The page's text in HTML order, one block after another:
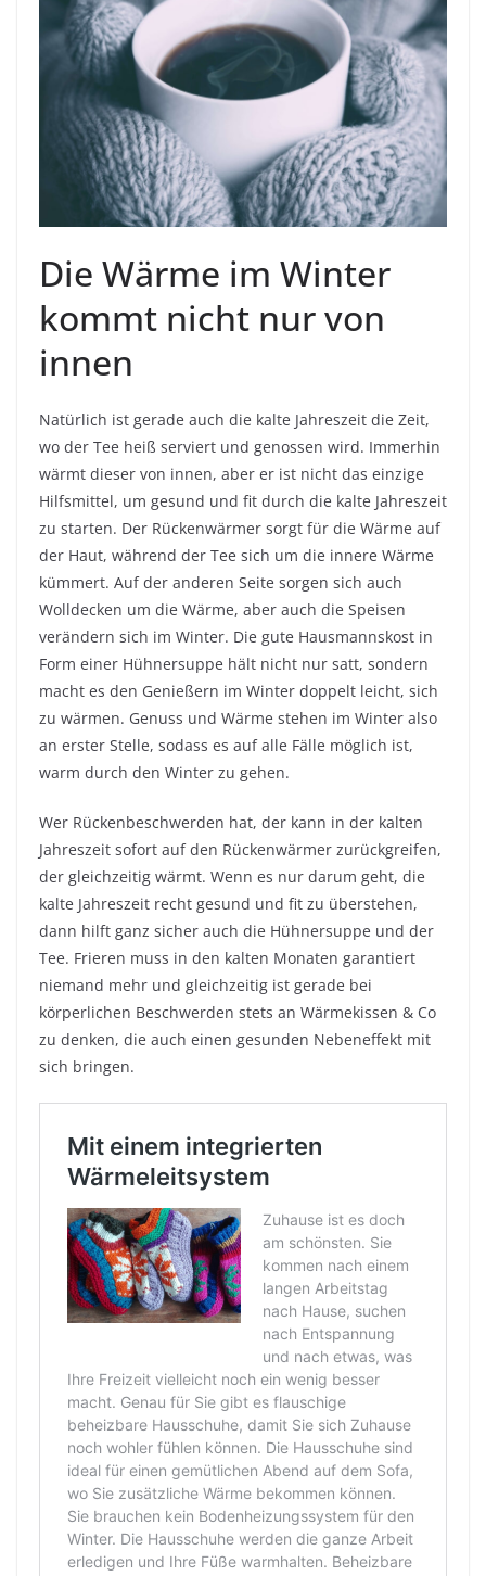
Die Wärme im Winter
kommt nicht nur von
innen
Natürlich ist gerade auch die kalte Jahreszeit die Zeit,
wo der Tee heiß serviert und genossen wird. Immerhin
wärmt dieser von innen, aber er ist nicht das einzige
Hilfsmittel, um gesund und fit durch die kalte Jahreszeit
zu starten. Der Rückenwärmer sorgt für die Wärme auf
der Haut, während der Tee sich um die innere Wärme
kümmert. Auf der anderen Seite sorgen sich auch
Wolldecken um die Wärme, aber auch die Speisen
verändern sich im Winter. Die gute Hausmannskost in
Form einer Hühnersuppe hält nicht nur satt, sondern
macht es den Genießern im Winter doppelt leicht, sich
zu wärmen. Genuss und Wärme stehen im Winter also
an erster Stelle, sodass es auf alle Fälle möglich ist,
warm durch den Winter zu gehen.
Wer Rückenbeschwerden hat, der kann in der kalten
Jahreszeit sofort auf den Rückenwärmer zurückgreifen,
der gleichzeitig wärmt. Wenn es nur darum geht, die
kalte Jahreszeit recht gesund und fit zu überstehen,
dann hilft ganz sicher auch die Hühnersuppe und der
Tee. Frieren muss in den kalten Monaten garantiert
niemand mehr und gleichzeitig ist gerade bei
körperlichen Beschwerden stets an Wärmekissen & Co
zu denken, die auch einen gesunden Nebeneffekt mit
sich bringen.